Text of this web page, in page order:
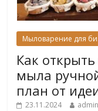
Мыловарение для
Как
мыла
план от
23.11.2024 admin